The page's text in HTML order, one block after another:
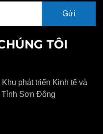
TÔI
phát triển Kinh tế và
Tỉnh Sơn Đông